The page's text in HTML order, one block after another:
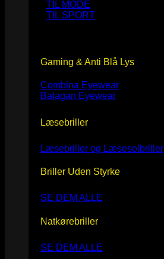
TIL MODE
TIL SPORT
Gaming & Anti Blå Lys
Combina Eyewear
Balagan Eyewear
Læsebriller
Læsebriller og Læsesolbriller
Briller Uden Styrke
SE DEM ALLE
Natkørebriller
SE DEM ALLE